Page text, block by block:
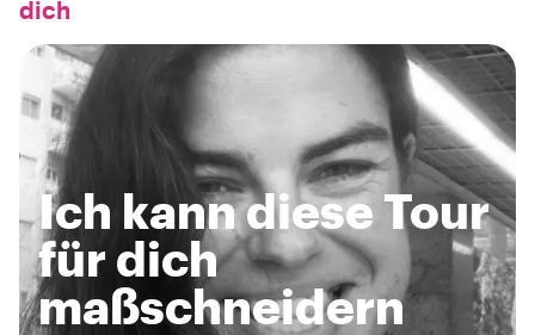
dich
Ich kann diese Tour
für dich
maßschneidern